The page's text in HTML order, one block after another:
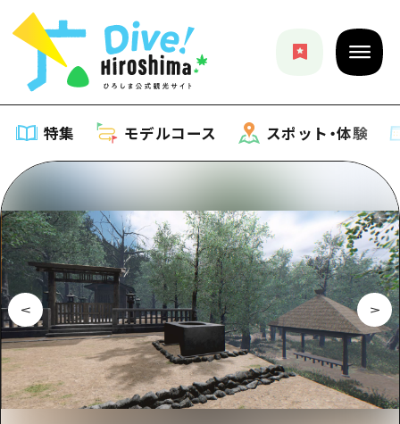
特集 モデルコース スポット・体験
特集
特集一覧
おすすめ
アート
イベント・祭り
グルメ・酒
モデルコース
モデルコース一覧
Dive! Hiroshima 公式ガイド
広島もしもトラベル
あたらしい非日常
スポット・体験
スポット・体験一覧
広島市周辺
イベント
旬情報